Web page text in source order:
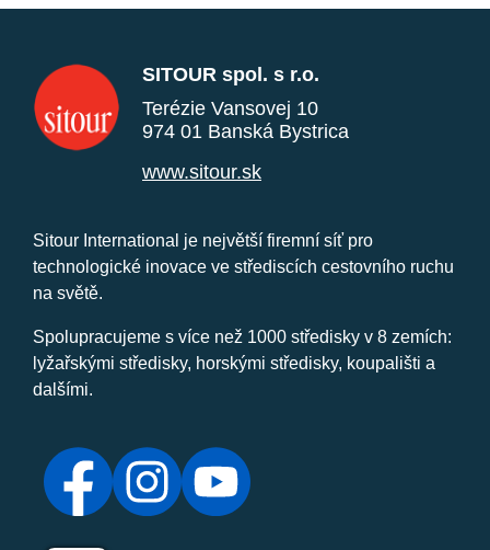
SITOUR spol. s r.o.
Terézie Vansovej 10
974 01 Banská Bystrica
www.sitour.sk
Sitour International je největší firemní síť pro
technologické inovace ve střediscích cestovního ruchu
na světě.
Spolupracujeme s více než 1000 středisky v 8 zemích:
lyžařskými středisky, horskými středisky, koupališti a
dalšími.